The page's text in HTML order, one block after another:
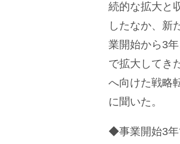
続的な拡大と
したなか、新
業開始から3
で拡大してき
へ向けた戦略
に聞いた。
◆事業開始3年